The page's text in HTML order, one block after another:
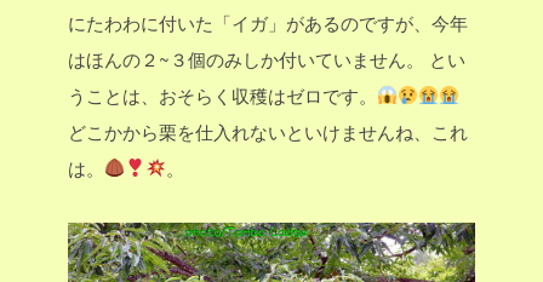
にたわわに付いた「イガ」があるのですが、今年
はほんの２~３個のみしか付いていません。
とい
うことは、おそらく収穫はゼロです。
どこかから栗を仕入れないといけませんね、これ
は。
。